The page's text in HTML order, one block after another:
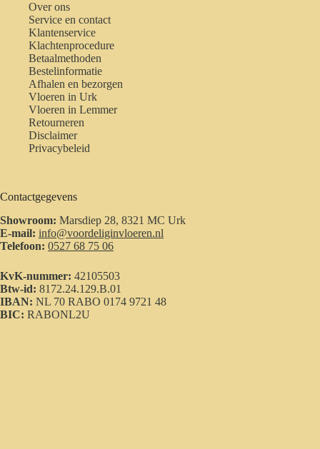
Over ons
Service en contact
Klantenservice
Klachtenprocedure
Betaalmethoden
Bestelinformatie
Afhalen en bezorgen
Vloeren in Urk
Vloeren in Lemmer
Retourneren
Disclaimer
Privacybeleid
Contactgegevens
Showroom: Marsdiep 28, 8321 MC Urk
E-mail: info@voordeliginvloeren.nl
Telefoon: 0527 68 75 06
KvK-nummer: 42105503
Btw-id: 8172.24.129.B.01
IBAN: NL 70 RABO 0174 9721 48
BIC: RABONL2U